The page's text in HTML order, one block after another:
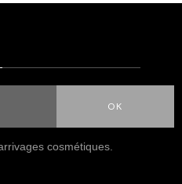
OK
cosmétiques.